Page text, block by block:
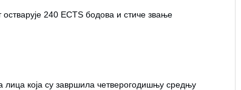
240 ECTS бодова и стиче звање
лица која су завршила четверогодишњу средњу